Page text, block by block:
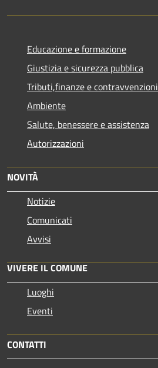
Educazione e formazione
Giustizia e sicurezza pubblica
Tributi,finanze e contravvenzioni
Ambiente
Salute, benessere e assistenza
Autorizzazioni
NOVITÀ
Notizie
Comunicati
Avvisi
VIVERE IL COMUNE
Luoghi
Eventi
CONTATTI